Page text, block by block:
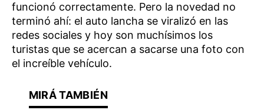
funcionó correctamente. Pero la novedad no
terminó ahí: el auto lancha se viralizó en las
redes sociales y hoy son muchísimos los
turistas que se acercan a sacarse una foto con
el increíble vehículo.